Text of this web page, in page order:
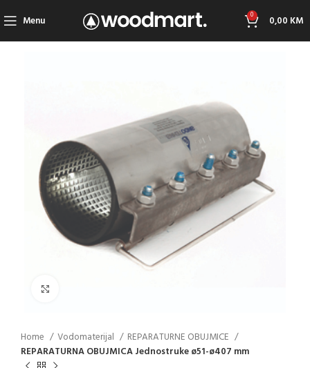
Menu 0 0,00 KM
Home Vodomaterijal
REPARATURNE OBUJMICE
REPARATURNA OBUJMICA Jednostruke ø51-ø407 mm